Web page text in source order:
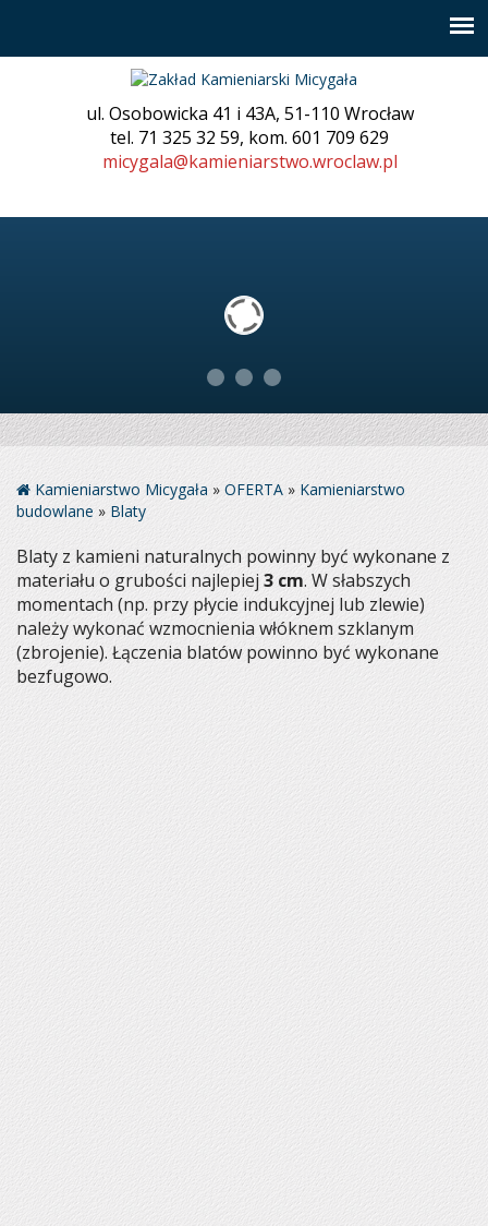
ul. Osobowicka 41 i 43A, 51-110 Wrocław
tel. 71 325 32 59, kom. 601 709 629
micygala@kamieniarstwo.wroclaw.pl
Kamieniarstwo Micygała » OFERTA » Kamieniarstwo
budowlane » Blaty
Blaty z kamieni naturalnych powinny być wykonane z
materiału o grubości najlepiej3 cm. W słabszych
momentach (np. przy płycie indukcyjnej lub zlewie)
należy wykonać wzmocnienia włóknem szklanym
(zbrojenie). Łączenia blatów powinno być wykonane
bezfugowo.